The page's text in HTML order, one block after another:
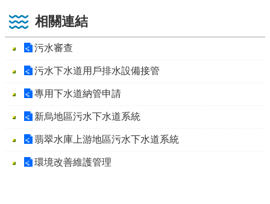
相關連結
污水審查
污水下水道用戶排水設備接管
專用下水道納管申請
新烏地區污水下水道系統
翡翠水庫上游地區污水下水道系統
環境改善維護管理